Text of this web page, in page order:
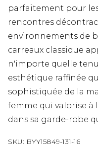
parfaitement pour
rencontres
environnements de
carreaux classique
n'importe quelle
esthétique raffinée
sophistiquée de la
femme qui valorise à
dans sa garde-robe
SKU: BYY15849-131-16